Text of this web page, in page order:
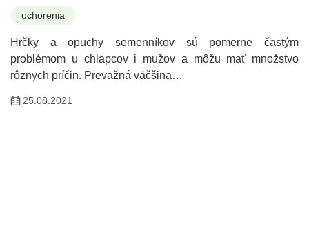
ochorenia
Hrčky a opuchy semenníkov sú pomerne častým
problémom u chlapcov i mužov a môžu mať množstvo
rôznych príčin. Prevažná väčšina…
25.08.2021